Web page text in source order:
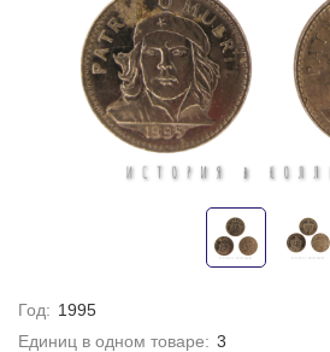
Год: 1995
Единиц в одном товаре: 3